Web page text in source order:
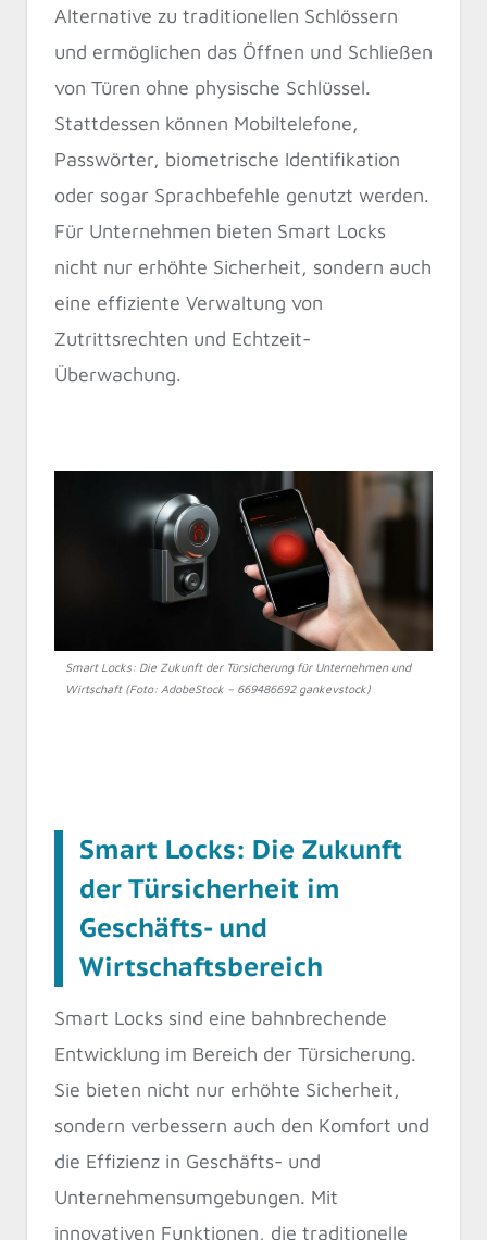
Alternative zu traditionellen Schlössern
und ermöglichen das Öffnen und Schließen
von Türen ohne physische Schlüssel.
Stattdessen können Mobiltelefone,
Passwörter, biometrische Identifikation
oder sogar Sprachbefehle genutzt werden.
Für Unternehmen bieten Smart Locks
nicht nur erhöhte Sicherheit, sondern auch
eine effiziente Verwaltung von
Zutrittsrechten und Echtzeit-
Überwachung.
Smart Locks: Die Zukunft der Türsicherung für Unternehmen und
Wirtschaft (Foto: AdobeStock – 669486692 gankevstock)
Smart Locks: Die Zukunft
der Türsicherheit im
Geschäfts- und
Wirtschaftsbereich
Smart Locks sind eine bahnbrechende
Entwicklung im Bereich der Türsicherung.
Sie bieten nicht nur erhöhte Sicherheit,
sondern verbessern auch den Komfort und
die Effizienz in Geschäfts- und
Unternehmensumgebungen. Mit
innovativen Funktionen, die traditionelle